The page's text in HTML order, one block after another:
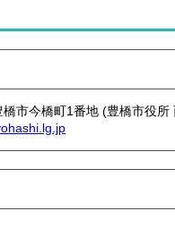
市今橋町1番地 (豊橋市役所